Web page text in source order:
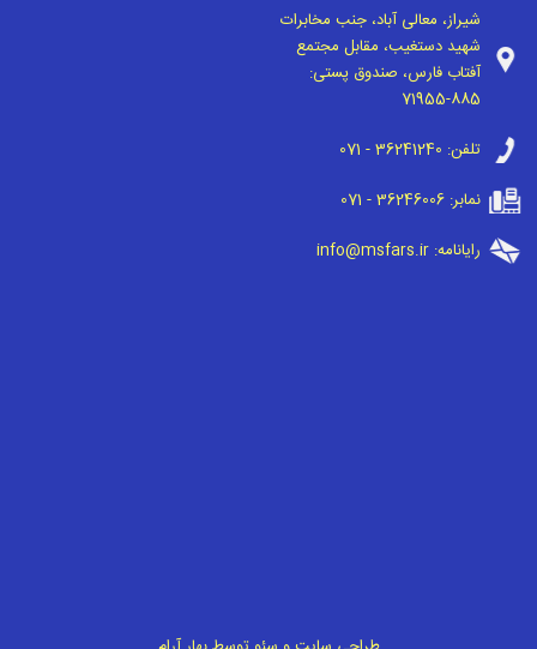
شیراز، معالی آباد، جنب مخابرات
شهید دستغیب، مقابل مجتمع
آفتاب فارس، صندوق پستی:
71955-885
تلفن: 071 - 36241240
نمابر:071 - 36246006
رایانامه:info@msfars.ir